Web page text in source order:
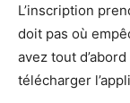
L’inscription
doit pas où
avez tout
télécharger